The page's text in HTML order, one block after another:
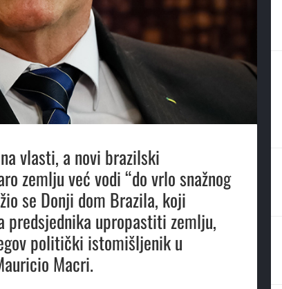
vlasti, a novi brazilski
zemlju već vodi “do vrlo snažnog
se Donji dom Brazila, koji
predsjednika upropastiti zemlju,
politički istomišljenik u
Macri.